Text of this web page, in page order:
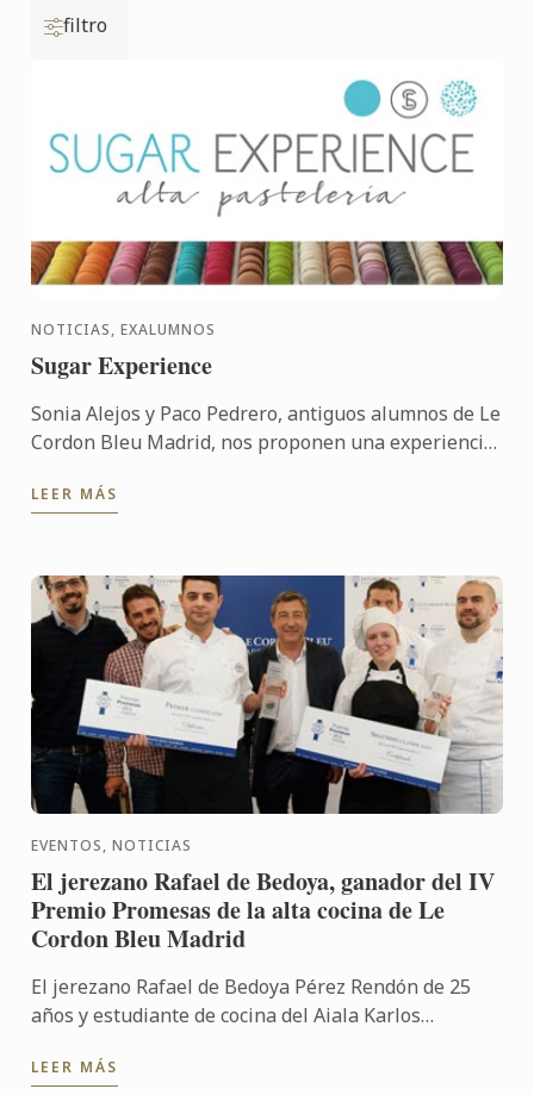
filtro
NOTICIAS, EXALUMNOS
Sugar Experience
Sonia Alejos y Paco Pedrero, antiguos alumnos de Le
Cordon Bleu Madrid, nos proponen una experiencia
negocio: ...
LEER MÁS
EVENTOS, NOTICIAS
El jerezano Rafael de Bedoya, ganador del IV
Premio Promesas de la alta cocina de Le
Cordon Bleu Madrid
El jerezano Rafael de Bedoya Pérez Rendón de 25
años y estudiante de cocina del Aiala Karlos
IV Premio Promesas ...
LEER MÁS